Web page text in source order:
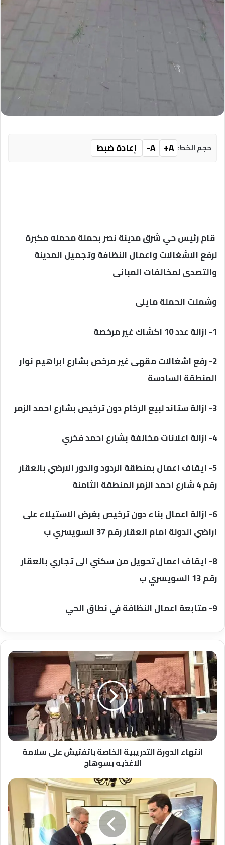
حجم الخط: A+
A- إعادة ضبط
قام رئيس حي شرق مدينة نصر بحملة محمله مكبرة
لرفع الاشغالات واعمال النظافة وتجميل المدينة
والتصدى لمخالفات المبانى
وشملت الحملة مايلى
1- ازالة عدد 10 اكشاك غير مرخصة
2- رفع اشغالات مقهى غير مرخص بشارع ابراهيم نوار
المنطقة السادسة
3- ازالة ستاند لبيع الرخام دون ترخيص بشارع احمد الزمر
4- ازالة اعلانات مخالفة بشارع احمد فخري
5- ايقاف اعمال بمنطقة الردود والدور الارضي بالعقار
رقم 4 شارع احمد الزمر المنطقة الثامنة
6- ازالة اعمال بناء دون ترخيص بغرض الاستيلاء على
اراضي الدولة امام العقار رقم 37 السويسري ب
8- ايقاف اعمال تحويل من سكني الى تجاري بالعقار
رقم 13 السويسري ب
9- متابعة اعمال النظافة في نطاق الحي
انتهاء
الدورة
التدريبية
الخاصة
باتفتيش
على
سلامة
الاغذيه
بسوهاج
انتهاء الدورة التدريبية الخاصة باتفتيش على سلامة
الاغذيه بسوهاج
توقع
مذكرة
تفاهم
مع
"إي
فاينانس"